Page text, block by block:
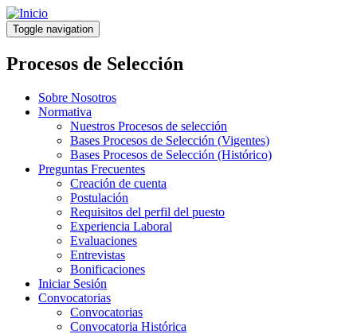
Pasar
al
contenido
principal
Toggle navigation
Procesos de Selección
Sobre Nosotros
Normativa
Nuestros Procesos de selección
Bases Procesos de Selección (Vigentes)
Bases Procesos de Selección (Histórico)
Preguntas Frecuentes
Creación de cuenta
Postulación
Requisitos del perfil del puesto
Experiencia Laboral
Evaluaciones
Entrevistas
Bonificaciones
Iniciar Sesión
Convocatorias
Convocatorias
Convocatoria Histórica